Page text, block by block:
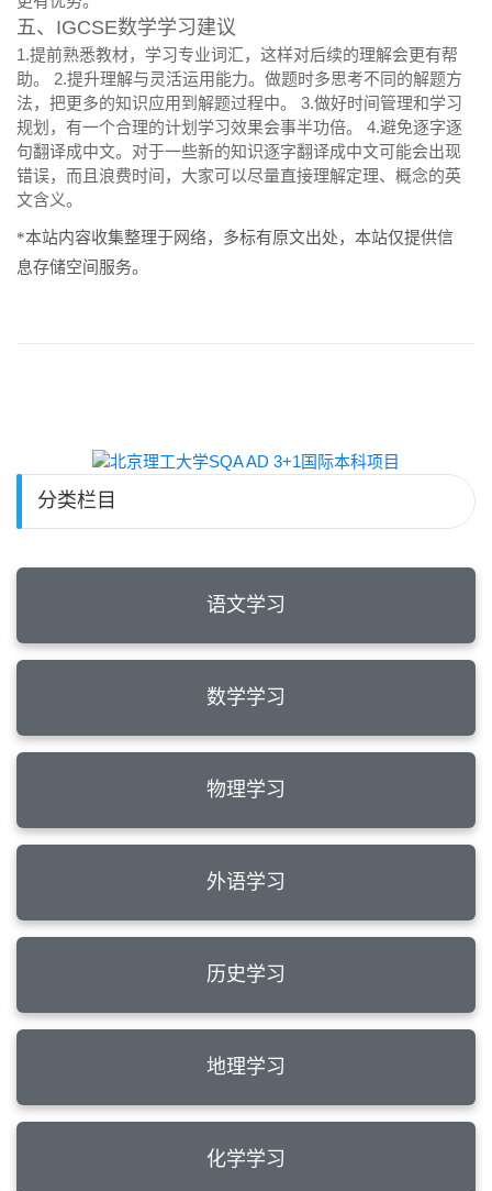
五、IGCSE数学学习建议
1.提前熟悉教材，学习专业词汇，这样对后续的理解会更有帮
助。 2.提升理解与灵活运用能力。做题时多思考不同的解题方
法，把更多的知识应用到解题过程中。 3.做好时间管理和学习
规划，有一个合理的计划学习效果会事半功倍。 4.避免逐字逐
句翻译成中文。对于一些新的知识逐字翻译成中文可能会出现
错误，而且浪费时间，大家可以尽量直接理解定理、概念的英
文含义。
*本站内容收集整理于网络，多标有原文出处，本站仅提供信
息存储空间服务。
分类栏目
语文学习
数学学习
物理学习
外语学习
历史学习
地理学习
化学学习